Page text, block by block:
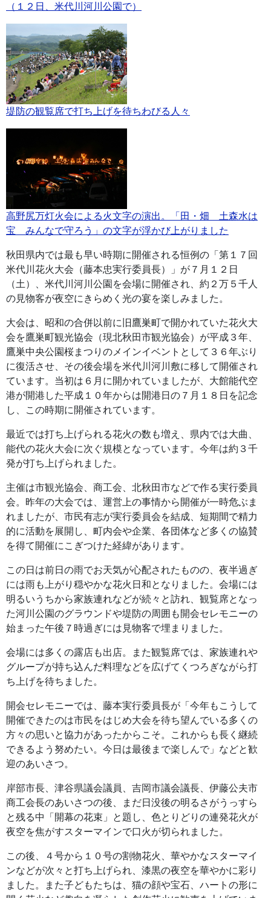
（１２日、米代川河川公園で）
堤防の観覧席で打ち上げを待ちわびる人々
高野尻万灯火会による火文字の演出。「田・畑 土森水は
宝 みんなで守ろう」の文字が浮かび上がりました
秋田県内では最も早い時期に開催される恒例の「第１７回
米代川花火大会（藤本忠実行委員長）」が７月１２日
（土）、米代川河川公園を会場に開催され、約２万５千人
の見物客が夜空にきらめく光の宴を楽しみました。
大会は、昭和の合併以前に旧鷹巣町で開かれていた花火大
会を鷹巣町観光協会（現北秋田市観光協会）が平成３年、
鷹巣中央公園桜まつりのメインイベントとして３６年ぶり
に復活させ、その後会場を米代川河川敷に移して開催され
ています。当初は６月に開かれていましたが、大館能代空
港が開港した平成１０年からは開港日の７月１８日を記念
し、この時期に開催されています。
最近では打ち上げられる花火の数も増え、県内では大曲、
能代の花火大会に次ぐ規模となっています。今年は約３千
発が打ち上げられました。
主催は市観光協会、商工会、北秋田市などで作る実行委員
会。昨年の大会では、運営上の事情から開催が一時危ぶま
れましたが、市民有志が実行委員会を結成、短期間で精力
的に活動を展開し、町内会や企業、各団体など多くの協賛
を得て開催にこぎつけた経緯があります。
この日は前日の雨でお天気が心配されたものの、夜半過ぎ
には雨も上がり穏やかな花火日和となりました。会場には
明るいうちから家族連れなどが続々と訪れ、観覧席となっ
た河川公園のグラウンドや堤防の周囲も開会セレモニーの
始まった午後７時過ぎには見物客で埋まりました。
会場には多くの露店も出店。また観覧席では、家族連れや
グループが持ち込んだ料理などを広げてくつろぎながら打
ち上げを待ちました。
開会セレモニーでは、藤本実行委員長が「今年もこうして
開催できたのは市民をはじめ大会を待ち望んでいる多くの
方々の思いと協力があったからこそ。これからも長く継続
できるよう努めたい。今日は最後まで楽しんで」などと歓
迎のあいさつ。
岸部市長、津谷県議会議員、吉岡市議会議長、伊藤公夫市
商工会長のあいさつの後、まだ日没後の明るさがうっすら
と残る中「開幕の花束」と題し、色とりどりの連発花火が
夜空を焦がすスターマインで口火が切られました。
この後、４号から１０号の割物花火、華やかなスターマイ
ンなどが次々と打ち上げられ、漆黒の夜空を華やかに彩り
ました。また子どもたちは、猫の顔や宝石、ハートの形に